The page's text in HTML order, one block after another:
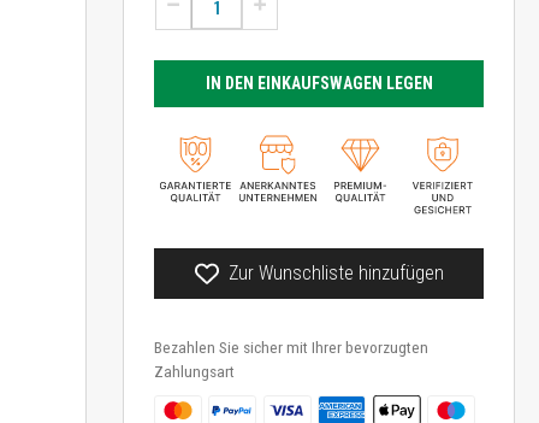
IN DEN EINKAUFSWAGEN LEGEN
Zur Wunschliste hinzufügen
Bezahlen Sie sicher mit Ihrer bevorzugten
Zahlungsart